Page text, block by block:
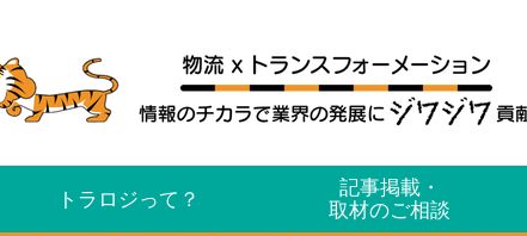
トラロジって？
記事掲載・
取材のご相談